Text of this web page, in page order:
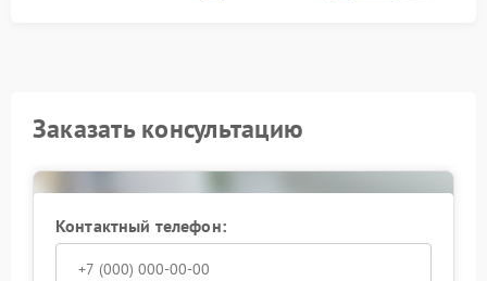
Заказать консультацию
Контактный телефон: